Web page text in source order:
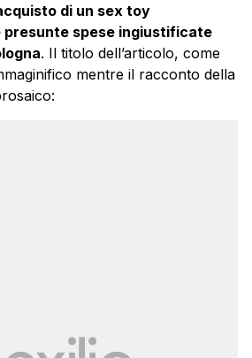
di un sex toy
presunte spese ingiustificate
. Il titolo dell’articolo, come
mentre il racconto della